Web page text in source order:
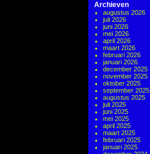
Archieven
augustus 2026
juli 2026
juni 2026
mei 2026
april 2026
maart 2026
februari 2026
januari 2026
december 2025
november 2025
oktober 2025
september 2025
augustus 2025
juli 2025
juni 2025
mei 2025
april 2025
maart 2025
februari 2025
januari 2025